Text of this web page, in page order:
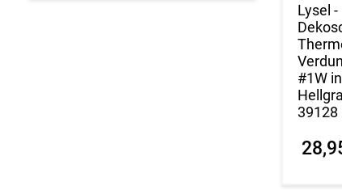
Lysel -
#1W in
39128